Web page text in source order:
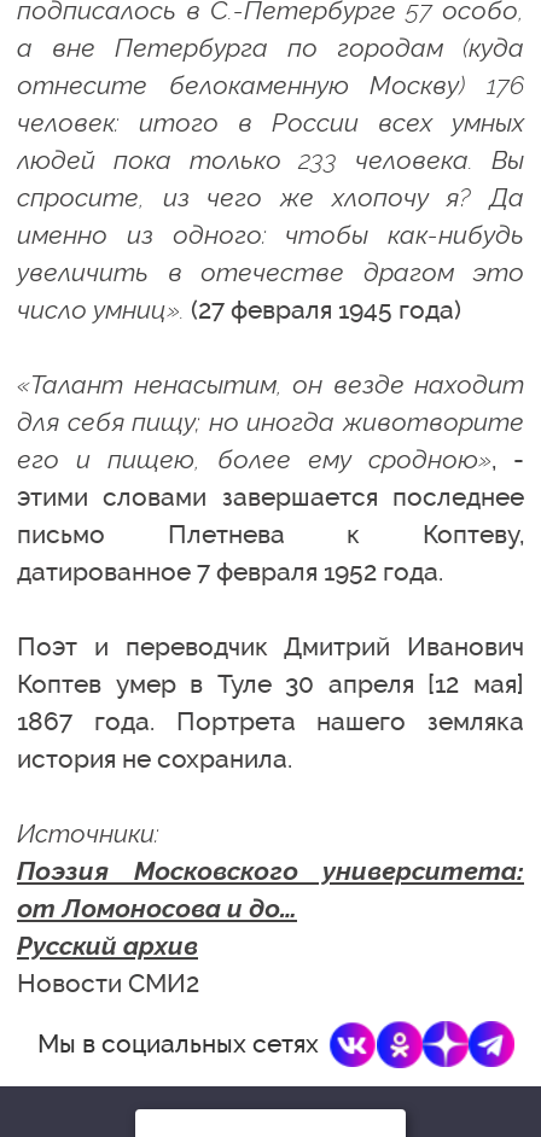
подписалось в С.-Петербурге 57 особо,
а вне Петербурга по городам (куда
отнесите белокаменную Москву) 176
человек: итого в России всех умных
людей пока только 233 человека. Вы
спросите, из чего же хлопочу я? Да
именно из одного: чтобы как-нибудь
увеличить в отечестве драгом это
число умниц». (27 февраля 1945 года)
«Талант ненасытим, он везде находит
для себя пищу; но иногда животворите
его и пищею, более ему сродною», -
этими словами завершается последнее
письмо Плетнева к Коптеву,
датированное 7 февраля 1952 года.
Поэт и переводчик Дмитрий Иванович
Коптев умер в Туле 30 апреля [12 мая]
1867 года. Портрета нашего земляка
история не сохранила.
Источники:
Поэзия Московского университета:
от Ломоносова и до…
Русский архив
Новости СМИ2
Мы в социальных сетях